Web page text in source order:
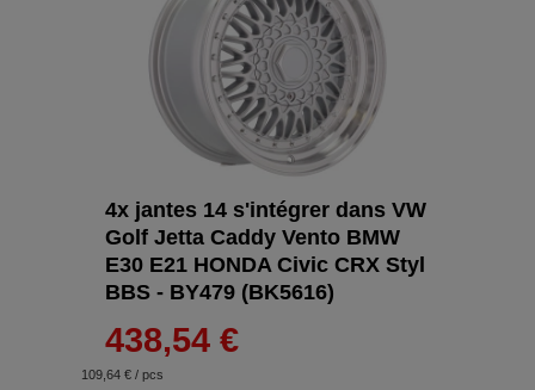
4x jantes 14 s'intégrer dans VW
Golf Jetta Caddy Vento BMW
E30 E21 HONDA Civic CRX Styl
BBS - BY479 (BK5616)
438,54 €
109,64 € / pcs